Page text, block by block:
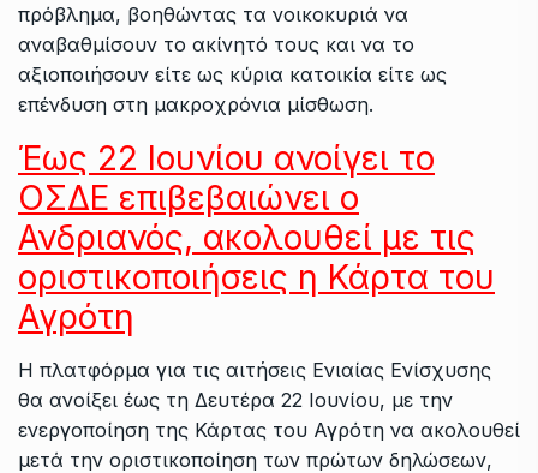
πρόβλημα, βοηθώντας τα νοικοκυριά να
αναβαθμίσουν το ακίνητό τους και να το
αξιοποιήσουν είτε ως κύρια κατοικία είτε ως
επένδυση στη μακροχρόνια μίσθωση.
Έως 22 Ιουνίου ανοίγει το
ΟΣΔΕ επιβεβαιώνει ο
Ανδριανός, ακολουθεί με τις
οριστικοποιήσεις η Κάρτα του
Αγρότη
Η πλατφόρμα για τις αιτήσεις Ενιαίας Ενίσχυσης
θα ανοίξει έως τη Δευτέρα 22 Ιουνίου, με την
ενεργοποίηση της Κάρτας του Αγρότη να ακολουθεί
μετά την οριστικοποίηση των πρώτων δηλώσεων,